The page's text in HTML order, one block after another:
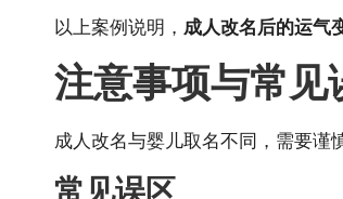
以上案例说明， 成人改名后的运气
注意事项与常见
成人改名与婴儿取名不同，需要谨
常见误区